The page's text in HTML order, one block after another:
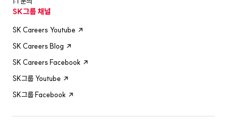
SK그룹 채널
SK Careers Youtube
SK Careers Blog
SK Careers Facebook
SK그룹 Youtube
SK그룹 Facebook